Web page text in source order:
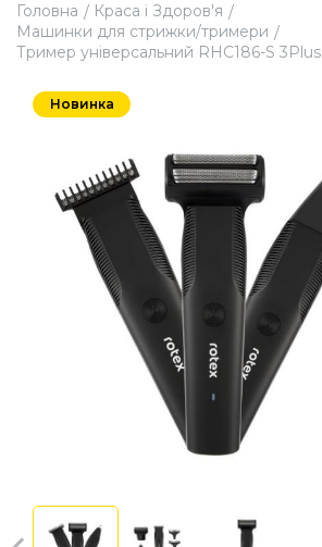
Головна
Краса і Здоров'я
Машинки для стрижки/тримери
Тример універсальний RHC186-S 3Plus
Новинка